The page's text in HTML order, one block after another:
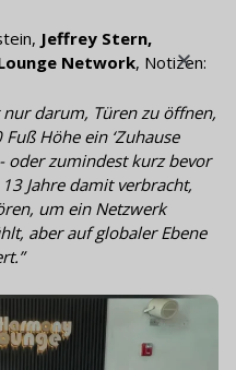
Jeffrey Stern,
Network, Notizen:
nur darum, Türen zu öffnen,
Höhe ein ‘Zuhause
oder zumindest kurz bevor
Jahre damit verbracht,
um ein Netzwerk
aber auf globaler Ebene